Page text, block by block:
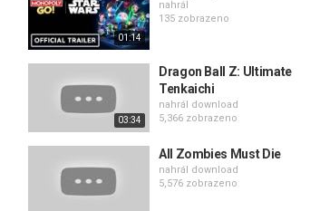
01:14
nahrál
135 zobrazeno
03:34
Dragon Ball Z: Ultimate
Tenkaichi
nahrál download
5,366 zobrazeno
All Zombies Must Die
nahrál download
5,576 zobrazeno